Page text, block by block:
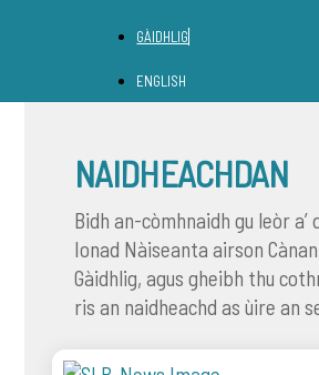
GÀIDHLIG
ENGLISH
NAIDHEACHDAN
Bidh an-còmhnaidh gu leòr a’
Ionad Nàiseanta airson
Gàidhlig, agus gheibh thu
ris an naidheachd as ùire an